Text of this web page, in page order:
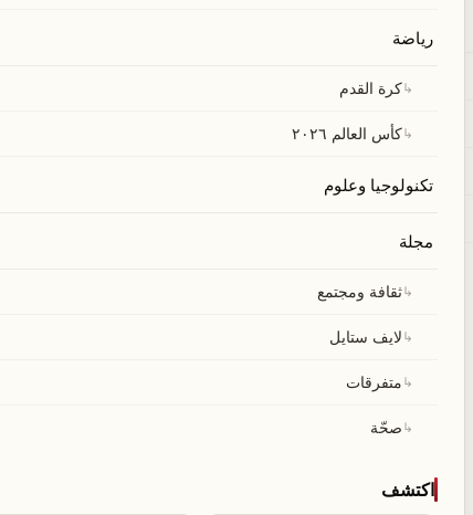
رياضة
↳كرة القدم
↳كأس العالم ٢٠٢٦
تكنولوجيا وعلوم
مجلة
↳ثقافة ومجتمع
↳لايف ستايل
↳متفرقات
↳صحّة
اكتشف